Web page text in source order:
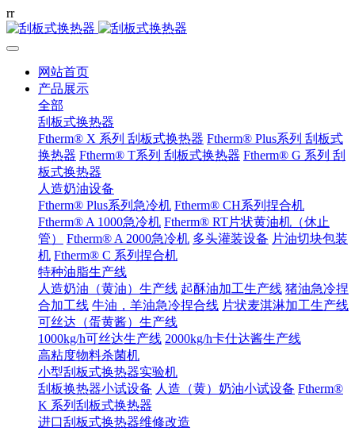
rr
网站首页
产品展示
全部
刮板式换热器
Ftherm® X 系列 刮板式换热器 Ftherm® Plus系列 刮板式
换热器 Ftherm® T系列 刮板式换热器 Ftherm® G 系列 刮
板式换热器
人造奶油设备
Ftherm® Plus系列急冷机 Ftherm® CH系列捏合机
Ftherm® A 1000急冷机 Ftherm® RT片状黄油机（休止
管）
Ftherm® A 2000急冷机 多头灌装设备 片油切块包装
机 Ftherm® C 系列捏合机
特种油脂生产线
人造奶油（黄油）生产线 起酥油加工生产线 猪油急冷捏
合加工线 牛油，羊油急冷捏合线 片状麦淇淋加工生产线
可丝达（蛋黄酱）生产线
1000kg/h可丝达生产线 2000kg/h卡仕达酱生产线
高粘度物料杀菌机
小型刮板式换热器实验机
刮板换热器小试设备 人造（黄）奶油小试设备 Ftherm®
K 系列刮板式换热器
进口刮板式换热器维修改造